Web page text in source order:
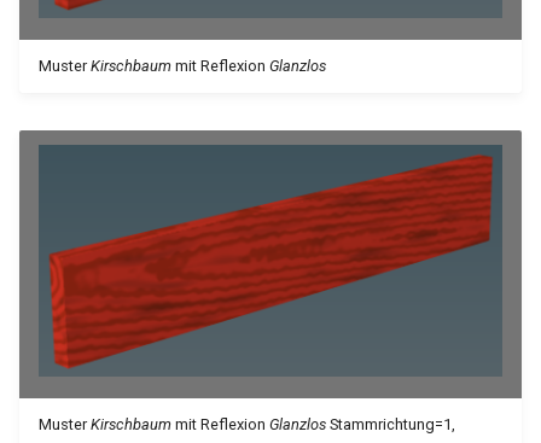
MusterKirschbaum mit Reflexion Glanzlos
MusterKirschbaum mit Reflexion Glanzlos Stammrichtung=1,